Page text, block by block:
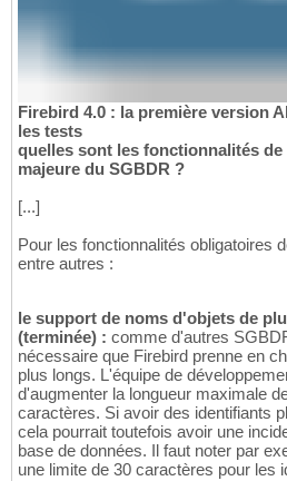
Firebird 4.0 : la première version
les tests
quelles sont les fonctionnalités
majeure du SGBDR ?
[...]
Pour les fonctionnalités obligatoires
entre autres :
le support de noms d'objets de
(terminée) : comme d'autres
nécessaire que Firebird prenne en
plus longs. L'équipe de
d'augmenter la longueur maximale
caractères. Si avoir des identifiants
cela pourrait toutefois avoir une
base de données. Il faut noter par
une limite de 30 caractères pour les